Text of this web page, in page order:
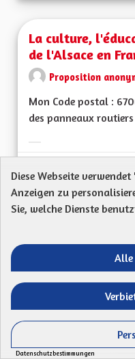
La culture,
de l'Alsace en
Proposition
Mon Code postal :
des panneaux
Ne plus
matière
Mon Code postal :
Diese Webseite
Anzeigen zu
Sie, welche Dienste
Alle
Datenschutzbestimmungen